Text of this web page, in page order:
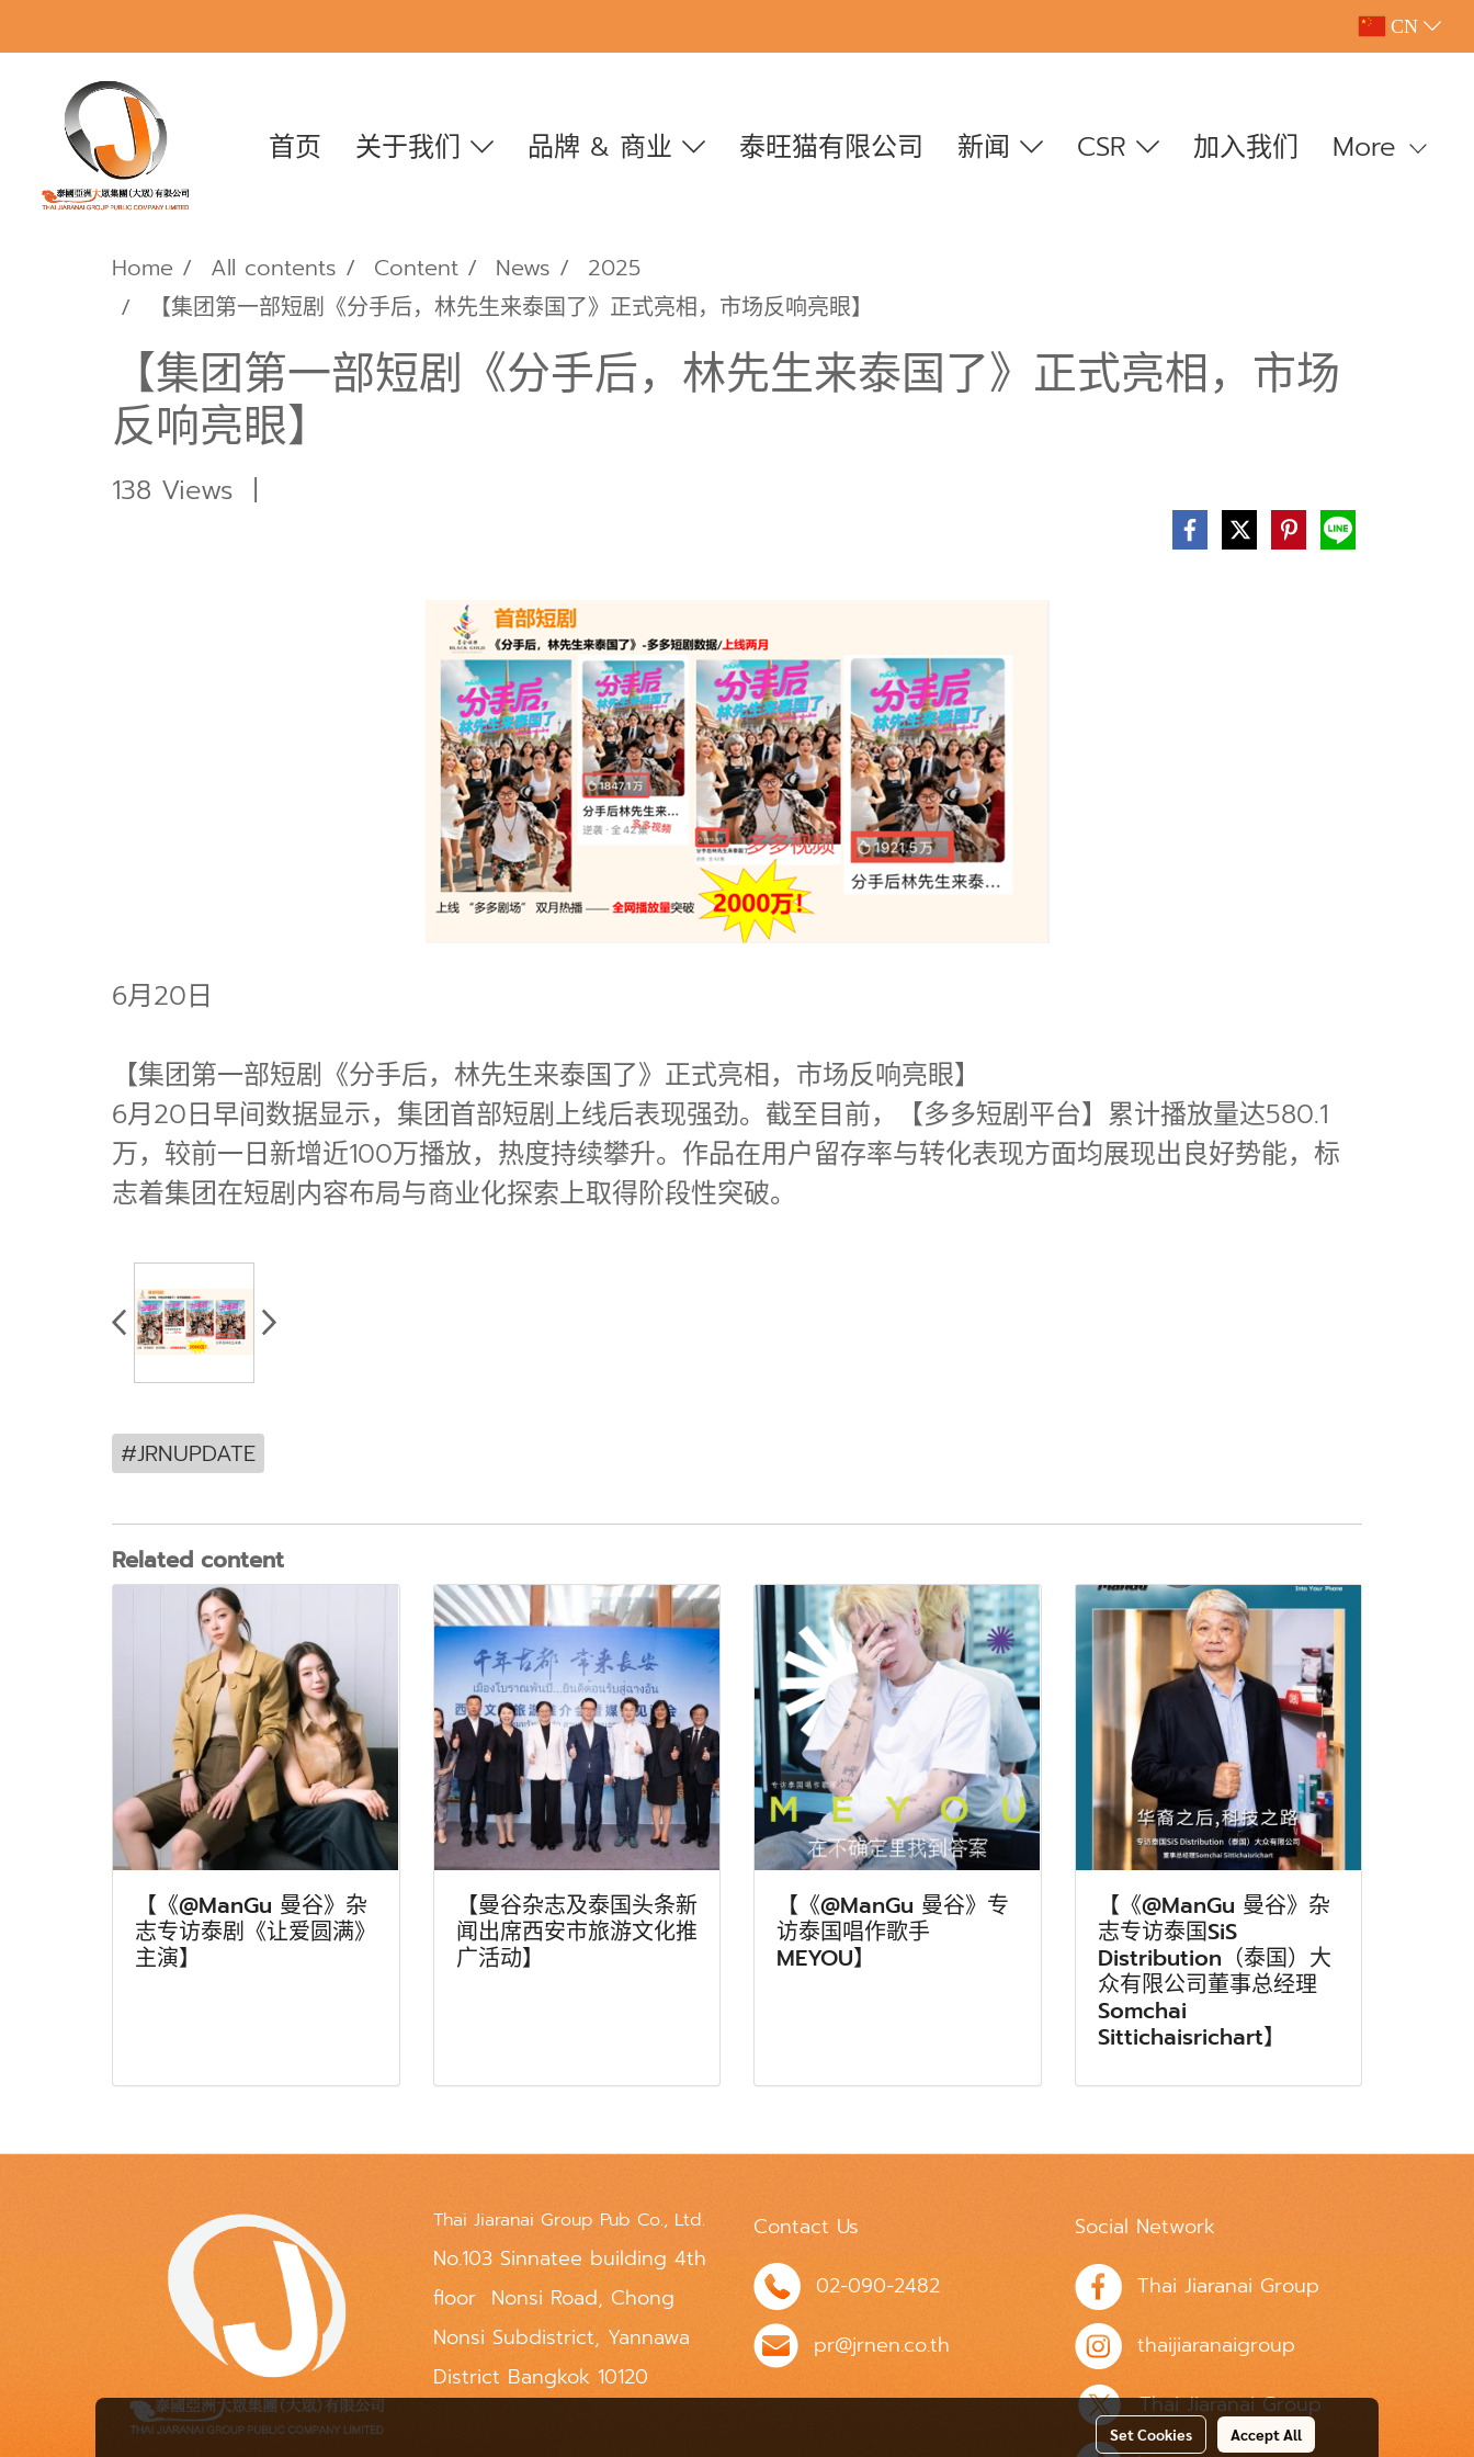
CN
首页 关于我们 品牌 & 商业 泰旺猫有限公司 新闻 CSR 加入我们 More
Home All contents Content News
2025
【集团第一部短剧《分手后，林先生来泰国了》正式亮相，市场反响亮眼】
【集团第一部短剧《分手后，林先生来泰国了》正式亮相，市场
反响亮眼】
138 Views |
6月20日
【集团第一部短剧《分手后，林先生来泰国了》正式亮相，市场反响亮眼】
6月20日早间数据显示，集团首部短剧上线后表现强劲。截至目前，【多多短剧平台】累计播放量达580.1
万，较前一日新增近100万播放，热度持续攀升。作品在用户留存率与转化表现方面均展现出良好势能，标
志着集团在短剧内容布局与商业化探索上取得阶段性突破。
#JRNUPDATE
Related content
【《@ManGu 曼谷》杂
志专访泰剧《让爱圆满》
主演】
【曼谷杂志及泰国头条新
闻出席西安市旅游文化推
广活动】
【《@ManGu 曼谷》专
访泰国唱作歌手
MEYOU】
【《@ManGu 曼谷》杂
志专访泰国SiS
Distribution（泰国）大
众有限公司董事总经理
Somchai
Sittichaisrichart】
Thai Jiaranai Group Pub Co., Ltd.
No.103 Sinnatee building 4th
floor Nonsi Road, Chong
Nonsi Subdistrict, Yannawa
District Bangkok 10120
Contact Us
02-090-2482
pr@jrnen.co.th
Social Network
Thai Jiaranai Group
thaijiaranaigroup
Thai Jiaranai Group
Set Cookies Accept All